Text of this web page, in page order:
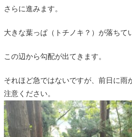
さらに進みます。
大きな葉っぱ（トチノキ？）が落ちて
この辺から勾配が出てきます。
それほど急ではないですが、前日に雨
注意ください。